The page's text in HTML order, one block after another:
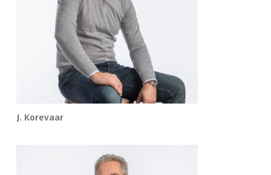
J. Korevaar